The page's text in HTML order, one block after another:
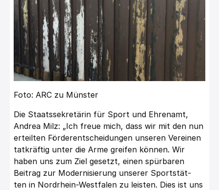
Foto: ARC zu Münster
Die Staatssekretärin für Sport und Ehrenamt,
Andrea Milz: „Ich freue mich, dass wir mit den nun
erteilten Förderentscheidungen unseren Vereinen
tatkräftig unter die Arme greifen können. Wir
haben uns zum Ziel gesetzt, einen spürbaren
Beitrag zur Modernisierung unserer Sportstät-
ten in Nordrhein-Westfalen zu leisten. Dies ist uns